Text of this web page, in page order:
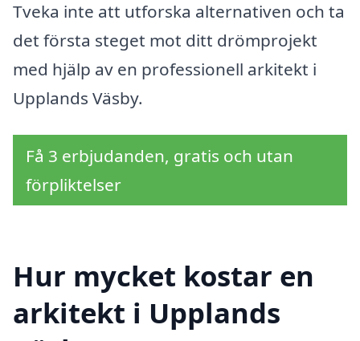
Tveka inte att utforska alternativen och ta
det första steget mot ditt drömprojekt
med hjälp av en professionell arkitekt i
Upplands Väsby.
Få 3 erbjudanden, gratis och utan
förpliktelser
Hur mycket kostar en
arkitekt i Upplands